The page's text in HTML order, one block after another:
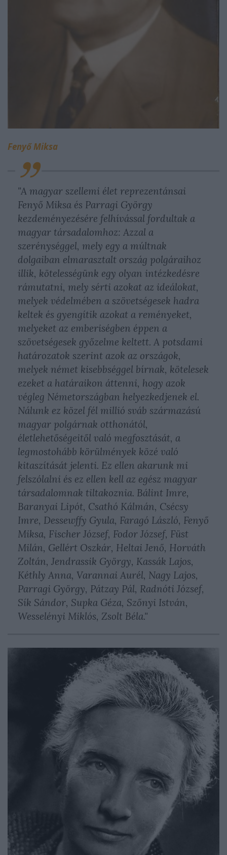
Fenyő Miksa
"A magyar szellemi élet reprezentánsai
Fenyő Miksa és Parragi György
kezdeményezésére felhívással fordultak a
magyar társadalomhoz: Azzal a
szerénységgel, mely egy a múltnak
dolgaiban elmarasztalt ország polgáraihoz
illik, kötelességünk egy olyan intézkedésre
rámutatni, mely sérti azokat az ideálokat,
melyek védelmében a szövetségesek hadra
keltek és gyengítik azokat a reményeket,
melyeket az emberiségben éppen a
szövetségesek győzelme keltett. A potsdami
határozatok szerint azok az országok,
melyek német kisebbséggel bírnak, kötelesek
ezeket a határaikon áttenni, hogy azok
végleg Németországban helyezkedjenek el.
Nálunk ez közel fél millió sváb származású
magyar polgárnak otthonától,
életlehetőségeitől való megfosztását, a
legmostohább körülmények közé való
kitaszítását jelenti. Ez ellen akarunk mi
felszólalni és ez ellen kell az egész magyar
társadalomnak tiltakoznia. Bálint Imre,
Baranyai Lipót, Csathó Kálmán, Csécsy
Imre, Dessewffy Gyula, Faragó László, Fenyő
Miksa, Fischer József, Fodor József, Füst
Milán, Gellért Oszkár, Heltai Jenő, Horváth
Zoltán, Jendrassik György, Kassák Lajos,
Kéthly Anna, Varannai Aurél, Nagy Lajos,
Parragi György, Pátzay Pál, Radnóti József,
Sík Sándor, Supka Géza, Szőnyi István,
Wesselényi Miklós, Zsolt Béla."